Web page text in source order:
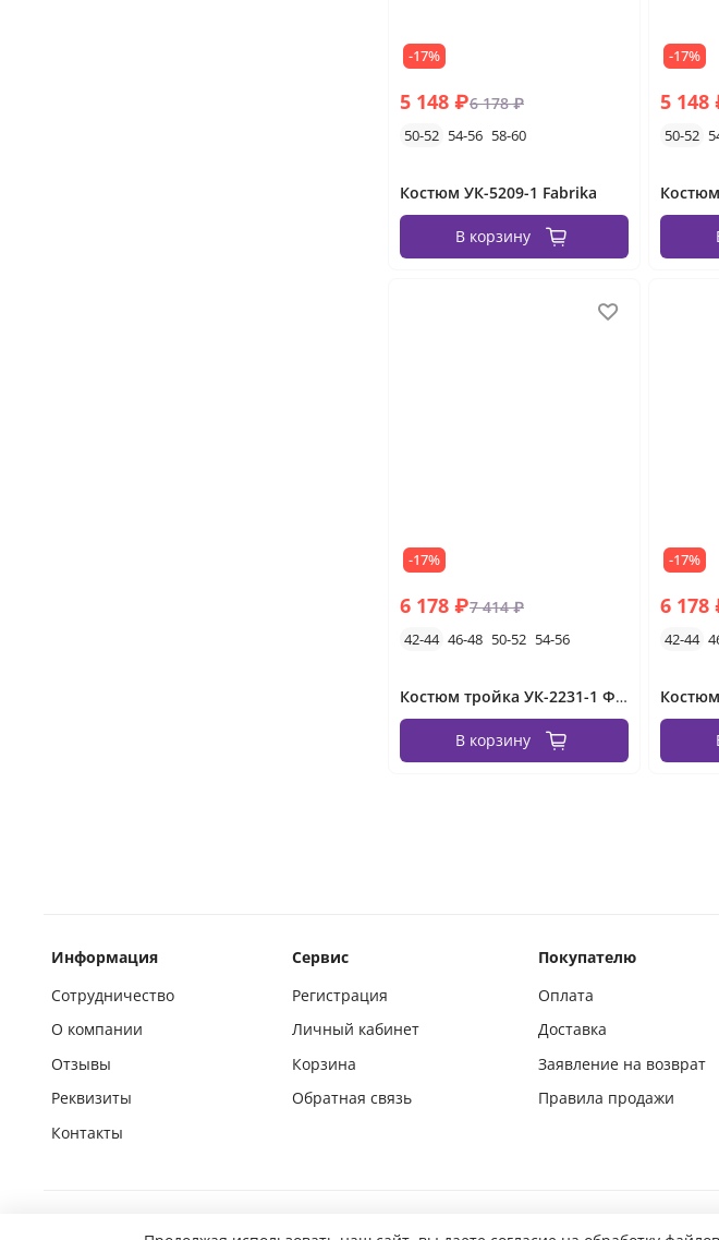
-17%
5 148 ₽6 178 ₽
50-52 54-56 58-60
Костюм УК-5209-1 Fabrika
В корзину
-17%
5 148
50-52
-17%
6 178 ₽7 414 ₽
42-44 46-48 50-52 54-56
Костюм тройка УК-2231-1 Фабрика Моды
В корзину
-17%
6 178
42-44
Информация
Сотрудничество
О компании
Отзывы
Реквизиты
Контакты
Сервис
Регистрация
Личный кабинет
Корзина
Обратная связь
Покупателю
Оплата
Доставка
Заявление на возврат
Правила продажи
Подпишись и следи за